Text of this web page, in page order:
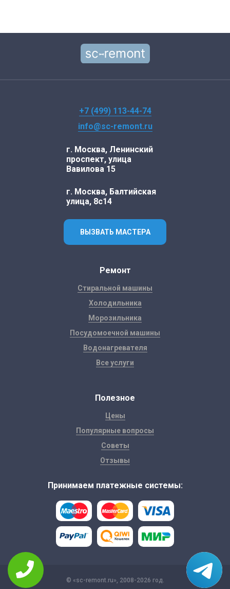
+7 (499) 113-44-74
info@sc-remont.ru
г. Москва, Ленинский
проспект, улица
Вавилова 15
г. Москва, Балтийская
улица, 8с14
ВЫЗВАТЬ МАСТЕРА
Ремонт
Стиральной машины
Холодильника
Морозильника
Посудомоечной машины
Водонагревателя
Все услуги
Полезное
Цены
Популярные вопросы
Советы
Отзывы
Принимаем платежные системы:
© «sc-remont.ru», 2008-2026 год.